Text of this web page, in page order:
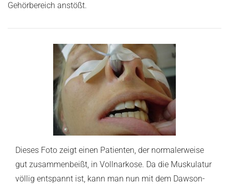
Gehörbereich anstößt.
Dieses Foto zeigt einen Patienten, der normalerweise
gut zusammenbeißt, in Vollnarkose. Da die Muskulatur
völlig entspannt ist, kann man nun mit dem Dawson-